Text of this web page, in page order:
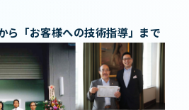
ら「お客様への技術指導」まで